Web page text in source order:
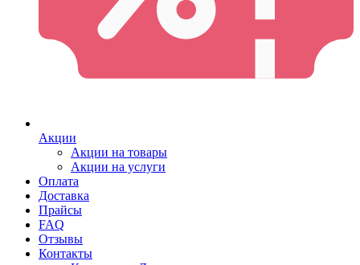
Акции
Акции на товары
Акции на услуги
Оплата
Доставка
Прайсы
FAQ
Отзывы
Контакты